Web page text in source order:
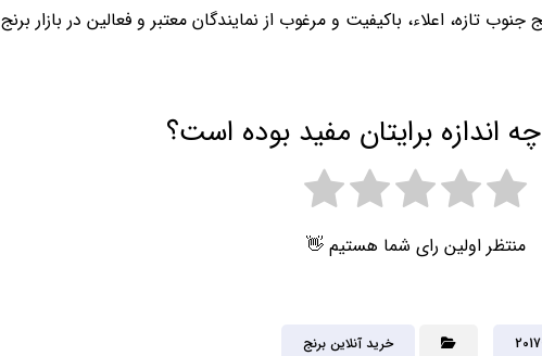
تازه، اعلاء، باکیفیت و مرغوب از نمایندگان معتبر و فعالین در بازار برنج
اندازه برایتان مفید بوده است؟
منتظر اولین رای شما هستیم 👋
خرید آنلاین برنج